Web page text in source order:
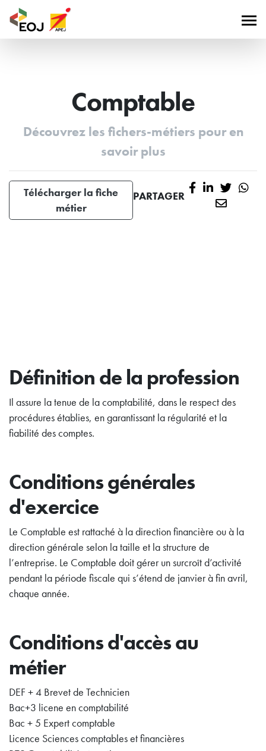
Comptable
Découvrez les fichers-métiers pour en
savoir plus
Télécharger la fiche
métier
PARTAGER
Définition de la profession
Il assure la tenue de la comptabilité, dans le respect des
procédures établies, en garantissant la régularité et la
fiabilité des comptes.
Conditions générales
d'exercice
Le Comptable est rattaché à la direction financière ou à la
direction générale selon la taille et la structure de
l’entreprise. Le Comptable doit gérer un surcroît d’activité
pendant la période fiscale qui s’étend de janvier à fin avril,
chaque année.
Conditions d'accès au
métier
DEF + 4 Brevet de Technicien
Bac+3 licene en comptabilité
Bac + 5 Expert comptable
Licence Sciences comptables et financières